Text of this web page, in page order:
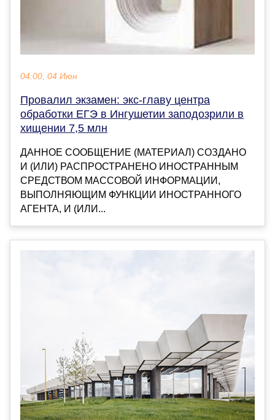
04:00, 04 Июн
Провалил экзамен: экс-главу центра
обработки ЕГЭ в Ингушетии заподозрили в
хищении 7,5 млн
ДАННОЕ СООБЩЕНИЕ (МАТЕРИАЛ) СОЗДАНО
И (ИЛИ) РАСПРОСТРАНЕНО ИНОСТРАННЫМ
СРЕДСТВОМ МАССОВОЙ ИНФОРМАЦИИ,
ВЫПОЛНЯЮЩИМ ФУНКЦИИ ИНОСТРАННОГО
АГЕНТА, И (ИЛИ...